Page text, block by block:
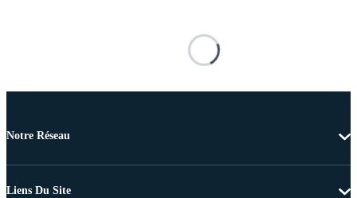
Notre Réseau
Liens Du Site